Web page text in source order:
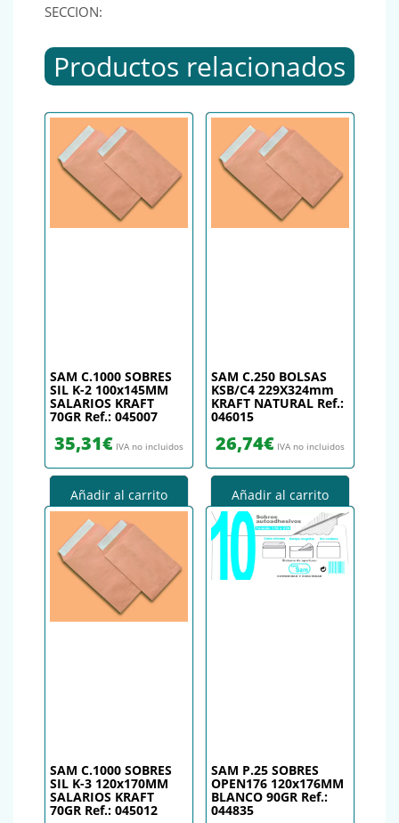
SECCION:
Productos relacionados
SAM C.1000 SOBRES
SIL K-2 100x145MM
SALARIOS KRAFT
70GR Ref.: 045007
35,31€ IVA no incluidos
Añadir al carrito
SAM C.250 BOLSAS
KSB/C4 229X324mm
KRAFT NATURAL Ref.:
046015
26,74€ IVA no incluidos
Añadir al carrito
SAM C.1000 SOBRES
SIL K-3 120x170MM
SALARIOS KRAFT
70GR Ref.: 045012
SAM P.25 SOBRES
OPEN176 120x176MM
BLANCO 90GR Ref.:
044835